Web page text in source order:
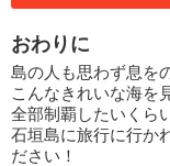
おわりに
島の人も思わず息を
こんなきれいな海を
全部制覇したいくら
石垣島に旅行に行か
ださい！